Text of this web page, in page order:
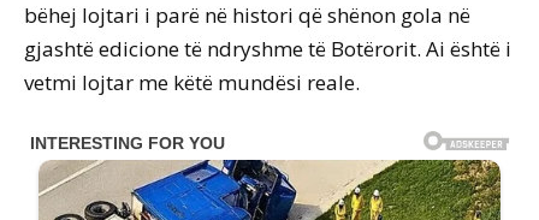
bëhej lojtari i parë në histori që shënon gola në
gjashtë edicione të ndryshme të Botërorit. Ai është i
vetmi lojtar me këtë mundësi reale.